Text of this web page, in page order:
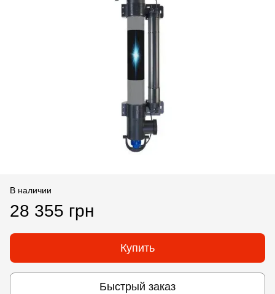
В наличии
28 355 грн
Купить
Быстрый заказ